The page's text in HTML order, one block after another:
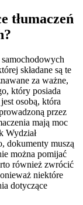
tłumaczeń
składane są te
za ważne,
który posiada
osobą, która
przez
mają moc
Wydział
dokumenty muszą
można pomijać
również zwrócić
niektóre
dotyczące